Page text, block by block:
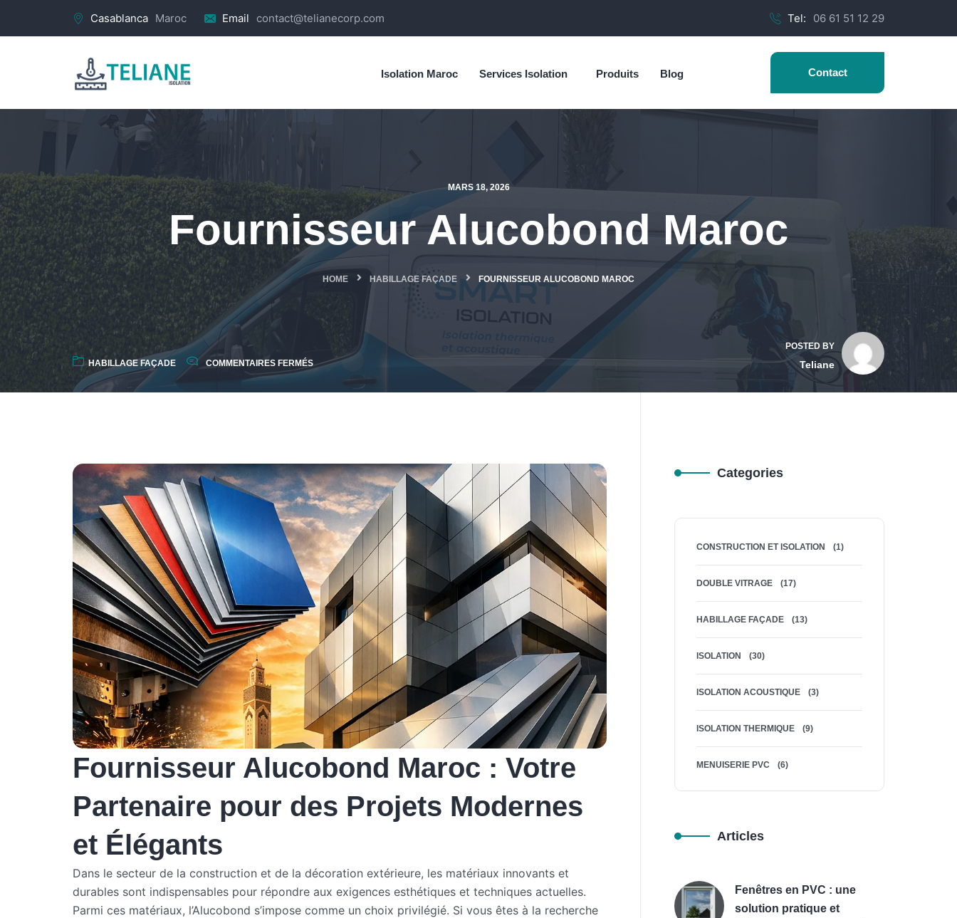
Casablanca Maroc Email contact@telianecorp.com Tel: 06 61 51 12 29
Isolation Maroc Services Isolation Produits Blog Contact
MARS 18, 2026
Fournisseur Alucobond Maroc
HOME HABILLAGE FAÇADE FOURNISSEUR ALUCOBOND MAROC
HABILLAGE FAÇADE COMMENTAIRES FERMÉS
POSTED BY
Teliane
Fournisseur Alucobond Maroc : Votre
Partenaire pour des Projets Modernes
et Élégants
Dans le secteur de la construction et de la décoration extérieure, les matériaux innovants et
durables sont indispensables pour répondre aux exigences esthétiques et techniques actuelles.
Parmi ces matériaux, l’Alucobond s’impose comme un choix privilégié. Si vous êtes à la recherche
Categories
CONSTRUCTION ET ISOLATION (1)
DOUBLE VITRAGE (17)
HABILLAGE FAÇADE (13)
ISOLATION (30)
ISOLATION ACOUSTIQUE (3)
ISOLATION THERMIQUE (9)
MENUISERIE PVC (6)
Articles
Fenêtres en PVC : une
solution pratique et